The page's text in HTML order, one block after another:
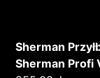
Sherman
Sherman Profi